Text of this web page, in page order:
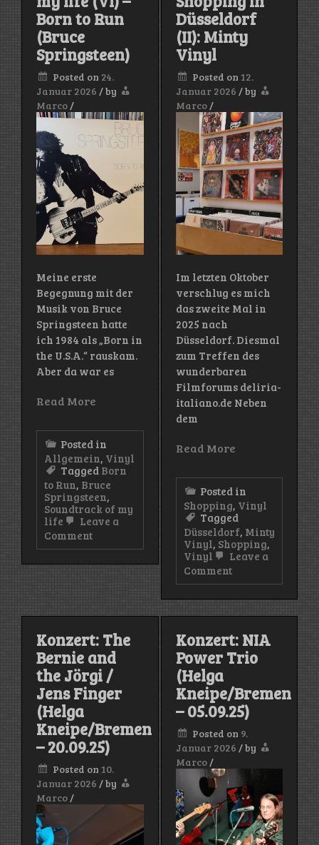
Born to Run
(Bruce
Springsteen)
Posted on 24.
Januar 2026 /by
Marco/
Meine erste
Begegnung mit der
Musik von Bruce
Springsteen hatte
ich 1984 als „Born in
the U.S.A.“ rauskam.
Aber da war es
Read More
Posted in
Allgemein, Vinyl
Tagged Born
to Run, Bruce
Springsteen,
Soundtrack of my
life
Leave a
Commenton
Soundtrack
Born
to
Run
(Bruce
Springsteen)
Düsseldorf
(II): Minty
Vinyl
Posted on 12.
Januar 2026 /by
Marco/
Im letzten Oktober
verschlug es mich
das zweite Mal in
2025 nach
Düsseldorf. Diesmal
zum Treffen des
wunderbaren
Filmforums deliria-
italiano.de Neben
dem
Read More
Posted in
Shopping, Vinyl
Tagged
Düsseldorf, Minty
Vinyl, Shopping,
Vinyl
Leave a
Commenton
Vinyl-
Düsseldorf
Minty
Vinyl
Konzert: The
Bernie and
the Jörgi /
Jens Finger
(Helga
Kneipe/Bremen
– 20.09.25)
Posted on 10.
Januar 2026 /by
Marco/
Konzert: NIA
Power Trio
(Helga
Kneipe/Bremen
– 05.09.25)
Posted on 9.
Januar 2026 /by
Marco/